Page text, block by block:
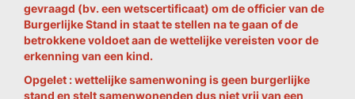
gevraagd (bv. een wetscertificaat) om de officier van de
Burgerlijke Stand in staat te stellen na te gaan of de
betrokkene voldoet aan de wettelijke vereisten voor de
erkenning van een kind.
Opgelet : wettelijke samenwoning is geen burgerlijke
stand en stelt samenwonenden dus niet vrij van een